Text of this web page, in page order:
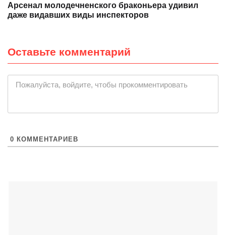
Арсенал молодечненского браконьера удивил
даже видавших виды инспекторов
Оставьте комментарий
Пожалуйста, войдите, чтобы прокомментировать
0 КОММЕНТАРИЕВ